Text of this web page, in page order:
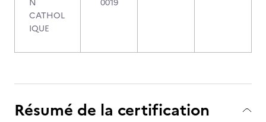
N
CATHOL
IQUE
0019
Résumé de la certification